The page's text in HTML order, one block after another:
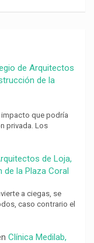
de Arquitectos
de la
que podría
privada. Los
de Loja,
la Plaza Coral
a ciegas, se
caso contrario el
Clínica Medilab,